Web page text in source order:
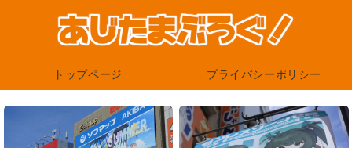
トップページ プライバシーポリシー